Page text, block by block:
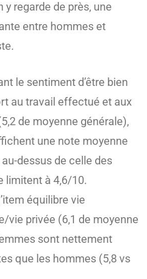
y regarde de près, une
entre hommes et
le sentiment d’être bien
au travail effectué et aux
de moyenne générale),
une note moyenne
dessus de celle des
limitent à 4,6/10.
équilibre vie
vie privée (6,1 de moyenne
sont nettement
que les hommes (5,8 vs